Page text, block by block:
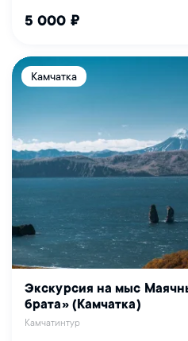
5 000 ₽
Камчатка
Экскурсия на мыс
брата» (Камчатка)
Камчатинтур